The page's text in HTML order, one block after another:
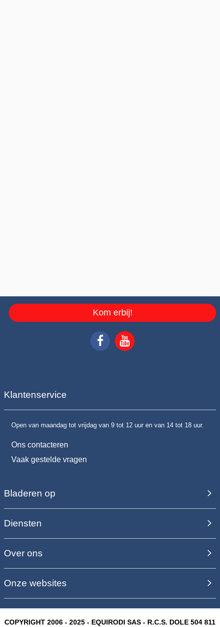
Kom erbij!
Klantenservice
Open van maandag tot vrijdag van 9 tot 12 uur en van 14 tot 18 uur.
Ons contacteren
Vaak gestelde vragen
Bladeren op
Diensten
Over ons
Onze websites
COPYRIGHT 2006 - 2025 - EQUIRODI SAS - R.C.S. DOLE 504 811